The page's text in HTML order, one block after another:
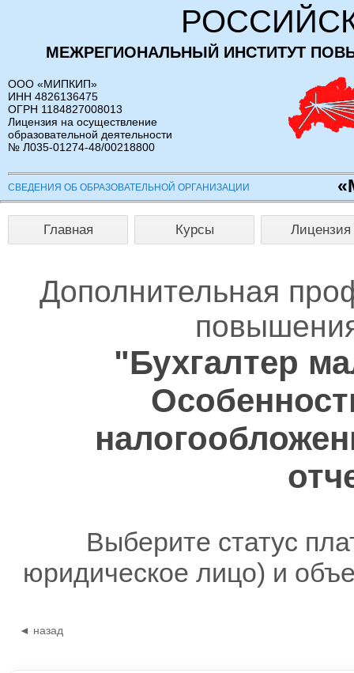
МЕЖРЕГИОНАЛЬНЫЙ ИНСТИТУТ
ООО «МИПКИП»
ИНН 4826136475
ОГРН 1184827008013
Лицензия на осуществление
образовательной деятельности
№ Л035-01274-48/00218800
СВЕДЕНИЯ ОБ ОБРАЗОВАТЕЛЬНОЙ ОРГАНИЗАЦИИ
Главная Курсы Лицензия
Дополнительная
"Бухгалтер
Выберите статус
юридическое лицо) и
◄ назад